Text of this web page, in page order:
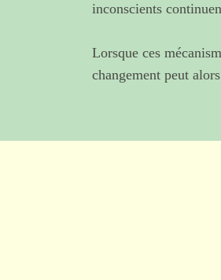
inconscients
Lorsque ces
changement peut